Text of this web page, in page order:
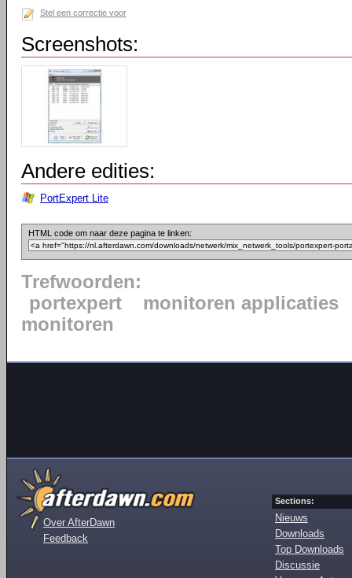
Stel een correctie voor
Screenshots:
Andere edities:
PortExpert Lite
HTML code om naar deze pagina te linken:
Trefwoorden:
portexpert
monitoren applicaties
monitoren
Over AfterDawn
Feedback
Sections:
Nieuws
Downloads
Top Downloads
Discussie